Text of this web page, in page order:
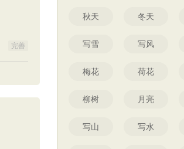
完善
秋天 冬天
写雪 写风
梅花 荷花
柳树 月亮
写山 写水